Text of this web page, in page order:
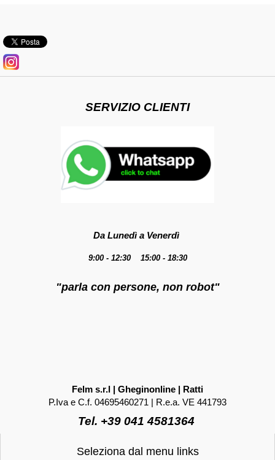
SERVIZIO CLIENTI
Da Lunedì a Venerdì
9:00 - 12:30 15:00 - 18:30
"parla con persone, non robot"
Felm s.r.l | Gheginonline | Ratti
P.Iva e C.f. 04695460271 | R.e.a. VE 441793
Tel. +39 041 4581364
Seleziona dal menu links